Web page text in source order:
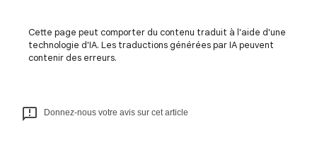
Cette page peut comporter du contenu traduit à l'aide d'une
technologie d'IA. Les traductions générées par IA peuvent
contenir des erreurs.
Donnez-nous votre avis sur cet article